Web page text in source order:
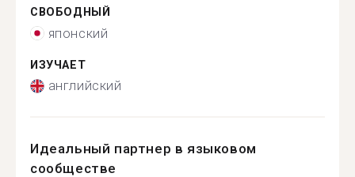
СВОБОДНЫЙ
японский
ИЗУЧАЕТ
английский
Идеальный партнер в языковом
сообществе